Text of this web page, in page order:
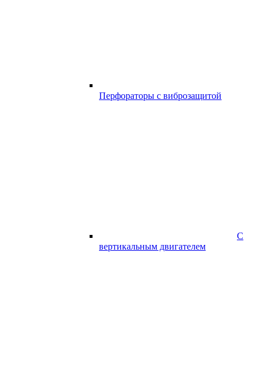
Перфораторы с виброзащитой
С
вертикальным двигателем